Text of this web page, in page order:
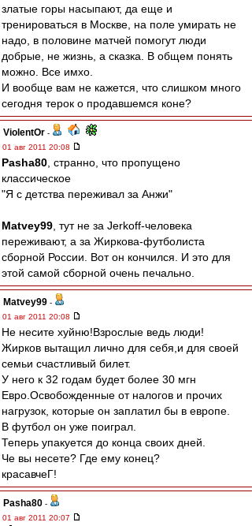
златые горы насыпают, да еще и
тренироваться в Москве, на поле умирать не
надо, в половине матчей помогут люди
добрые, не жизнь, а сказка. В общем понять
можно. Все имхо.
И вообще вам не кажется, что слишком много
сегодня терок о продавшемся коне?
ViolentOr -
01 авг 2011 20:08
Pasha80 , странно, что пропущено
классическое
"Я с детства переживал за Анжи"
Matvey99 , тут не за Jerkoff-человека
переживают, а за Жиркова-футболиста
сборной России. Вот он кончился. И это для
этой самой сборной очень печально.
Matvey99 -
01 авг 2011 20:08
Не несите хуйню!Взрослые ведь люди!
Жирков вытащил лично для себя,и для своей
семьи счастливый билет.
У него к 32 годам будет более 30 мгн
Евро.Освобожденные от налогов и прочих
нагрузок, которые он заплатил бы в европе.
В футбол он уже поиграл.
Теперь упакуется до конца своих дней.
Че вы несете? Где ему конец?
красавчеГ!
Pasha80 -
01 авг 2011 20:07